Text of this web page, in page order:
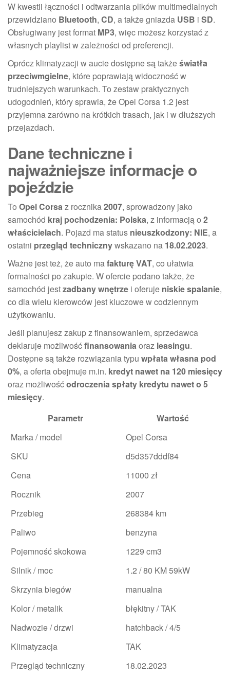
W kwestii łączności i odtwarzania plików multimedialnych
przewidziano Bluetooth, CD, a także gniazda USB i SD.
Obsługiwany jest format MP3, więc możesz korzystać z
własnych playlist w zależności od preferencji.
Oprócz klimatyzacji w aucie dostępne są takżeświatła
przeciwmgielne, które poprawiają widoczność w
trudniejszych warunkach. To zestaw praktycznych
udogodnień, który sprawia, że Opel Corsa 1.2 jest
przyjemna zarówno na krótkich trasach, jak i w dłuższych
przejazdach.
Dane techniczne i
najważniejsze informacje o
pojeździe
To Opel Corsaz rocznika2007, sprowadzony jako
samochód kraj pochodzenia: Polska, z informacją o 2
właścicielach. Pojazd ma status nieuszkodzony: NIE, a
ostatni przegląd technicznywskazano na 18.02.2023.
Ważne jest też, że auto mafakturę VAT, co ułatwia
formalności po zakupie. W ofercie podano także, że
samochód jestzadbany wnętrze i oferuje niskie spalanie,
co dla wielu kierowców jest kluczowe w codziennym
użytkowaniu.
Jeśli planujesz zakup z finansowaniem, sprzedawca
deklaruje możliwośćfinansowaniaoraz leasingu.
Dostępne są także rozwiązania typu wpłata własna pod
0%, a oferta obejmuje m.in. kredyt nawet na 120 miesięcy
oraz możliwośćodroczenia spłaty kredytu nawet o 5
miesięcy.
Parametr
Wartość
Marka / model
Opel Corsa
SKU
d5d357dddf84
Cena
11000 zł
Rocznik
2007
Przebieg
268384 km
Paliwo
benzyna
Pojemność skokowa
1229 cm3
Silnik / moc
1.2 / 80 KM 59kW
Skrzynia biegów
manualna
Kolor / metalik
błękitny / TAK
Nadwozie / drzwi
hatchback / 4/5
Klimatyzacja
TAK
Przegląd techniczny
18.02.2023